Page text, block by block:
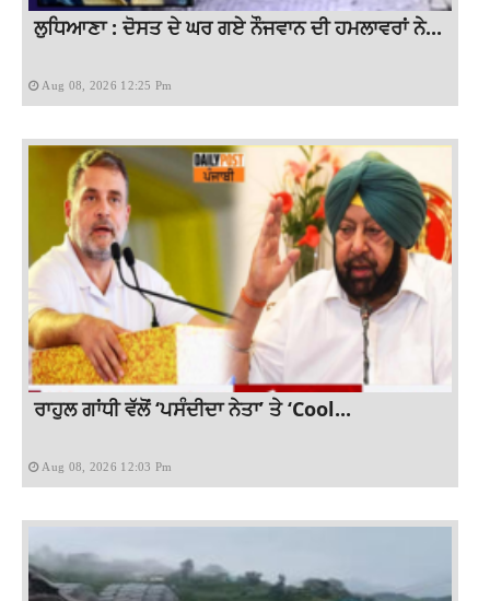
ਲੁਧਿਆਣਾ : ਦੋਸਤ ਦੇ ਘਰ ਗਏ ਨੌਜਵਾਨ ਦੀ ਹਮਲਾਵਰਾਂ ਨੇ...
Aug 08, 2026 12:25 Pm
ਰਾਹੁਲ ਗਾਂਧੀ ਵੱਲੋਂ ‘ਪਸੰਦੀਦਾ ਨੇਤਾ’ ਤੇ ‘Cool...
Aug 08, 2026 12:03 Pm